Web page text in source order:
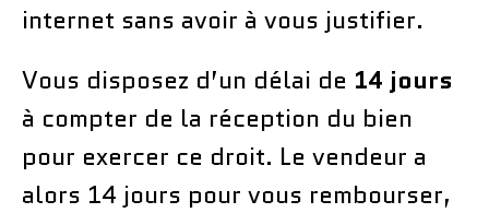
internet sans avoir à vous justifier.
Vous disposez d’un délai de 14 jours
à compter de la réception du bien
pour exercer ce droit. Le vendeur a
alors 14 jours pour vous rembourser,